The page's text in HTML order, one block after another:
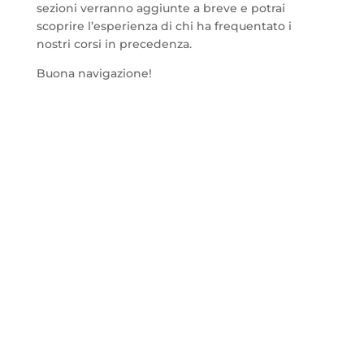
sezioni verranno aggiunte a breve e potrai
scoprire l’esperienza di chi ha frequentato i
nostri corsi in precedenza.
Buona navigazione!